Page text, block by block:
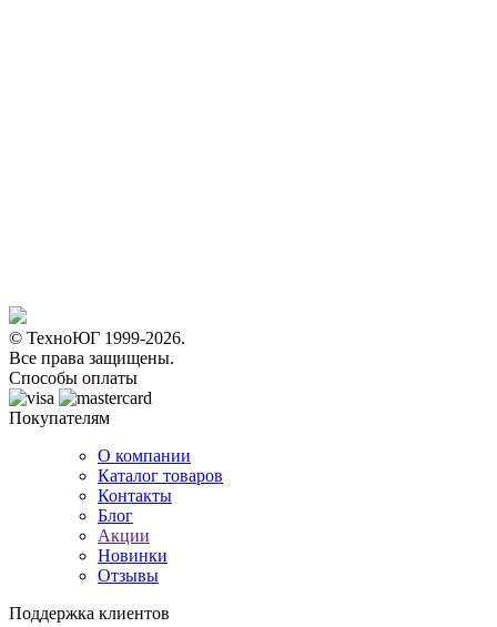
© ТехноЮГ 1999-2026.
Все права защищены.
Способы оплаты
Покупателям
О компании
Каталог товаров
Контакты
Блог
Акции
Новинки
Отзывы
Поддержка клиентов